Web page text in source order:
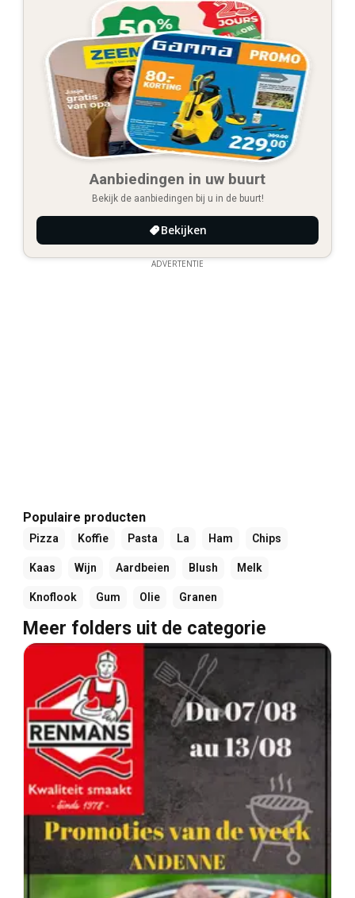
Aanbiedingen in uw buurt
Bekijk de aanbiedingen bij u in de buurt!
Bekijken
ADVERTENTIE
Populaire producten
Pizza Koffie Pasta La Ham Chips
Kaas Wijn Aardbeien Blush Melk
Knoflook Gum Olie Granen
Meer folders uit de categorie